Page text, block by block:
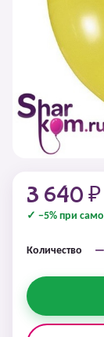
3 640 ₽
✓ −5% при
Количество −